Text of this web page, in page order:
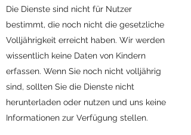
Die Dienste sind nicht für Nutzer
bestimmt, die noch nicht die gesetzliche
Volljährigkeit erreicht haben. Wir werden
wissentlich keine Daten von Kindern
erfassen. Wenn Sie noch nicht volljährig
sind, sollten Sie die Dienste nicht
herunterladen oder nutzen und uns keine
Informationen zur Verfügung stellen.